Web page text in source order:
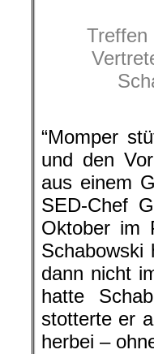
Treffen
“Momper
und den
aus einem
SED-Chef
Oktober im
Schabowski
dann nicht
hatte
stotterte er
herbei –